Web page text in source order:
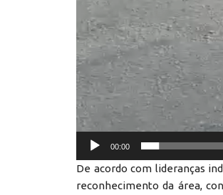
00:00
De acordo com lideranças
reconhecimento da área,